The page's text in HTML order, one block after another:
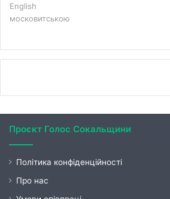
English
московитською
Проєкт Голос Сокальщини
Політика конфіденційності
Про нас